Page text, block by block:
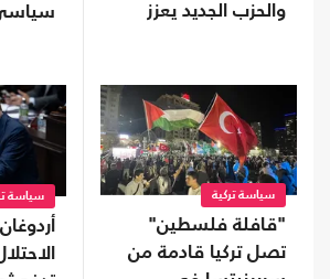
والحزب الجديد يعزز
سياسة تركية
"قافلة فلسطين"
تصل تركيا قادمة من
سياسة